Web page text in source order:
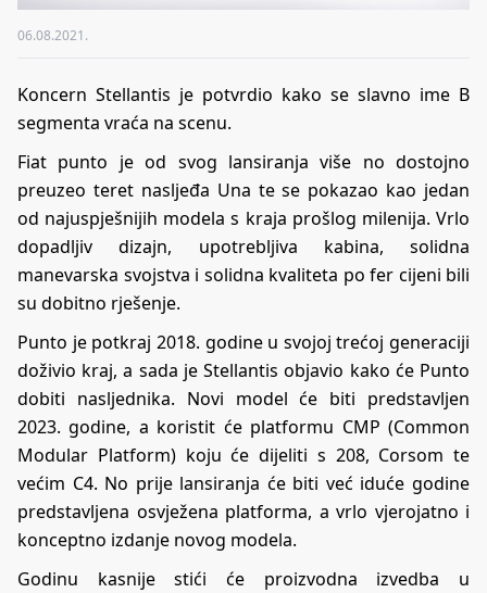
06.08.2021.
Koncern Stellantis je potvrdio kako se slavno ime B
segmenta vraća na scenu.
Fiat punto je od svog lansiranja više no dostojno
preuzeo teret nasljeđa Una te se pokazao kao jedan
od najuspješnijih modela s kraja prošlog milenija. Vrlo
dopadljiv dizajn, upotrebljiva kabina, solidna
manevarska svojstva i solidna kvaliteta po fer cijeni bili
su dobitno rješenje.
Punto je potkraj 2018. godine u svojoj trećoj generaciji
doživio kraj, a sada je Stellantis objavio kako će Punto
dobiti nasljednika. Novi model će biti predstavljen
2023. godine, a koristit će platformu CMP (Common
Modular Platform) koju će dijeliti s 208, Corsom te
većim C4. No prije lansiranja će biti već iduće godine
predstavljena osvježena platforma, a vrlo vjerojatno i
konceptno izdanje novog modela.
Godinu kasnije stići će proizvodna izvedba u